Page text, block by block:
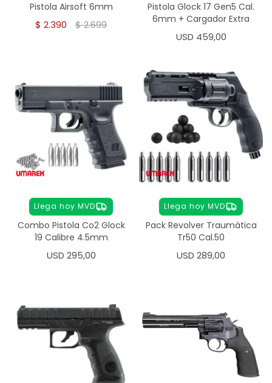
Pistola Airsoft 6mm
$ 2.390 $2.699
Pistola Glock 17 Gen5 Cal.
6mm + Cargador Extra
USD 459,00
Llega hoy MVD
Combo Pistola Co2 Glock
19 Calibre 4.5mm
USD 295,00
Llega hoy MVD
Pack Revolver Traumática
Tr50 Cal.50
USD 289,00